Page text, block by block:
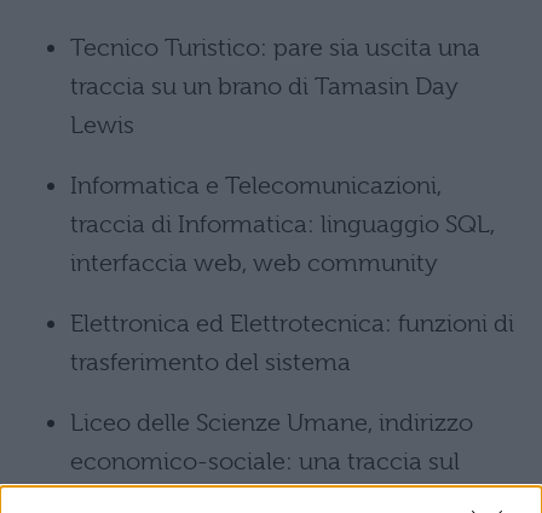
Tecnico Turistico: pare sia uscita una
traccia su un brano di Tamasin Day
Lewis
Informatica e Telecomunicazioni,
traccia di Informatica: linguaggio SQL,
interfaccia web, web community
Elettronica ed Elettrotecnica: funzioni di
trasferimento del sistema
Liceo delle Scienze Umane, indirizzo
economico-sociale: una traccia sul